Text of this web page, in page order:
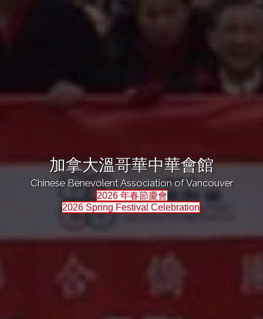
加拿大溫哥華中華會館
Chinese Benevolent Association of Vancouver
2026 年春節慶會
2026 Spring Festival Celebration